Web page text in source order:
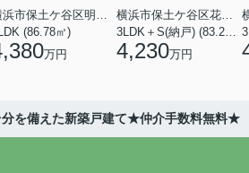
(86.78㎡)
万円 4,230万円
を備えた新築戸建て★仲介手数料無料★